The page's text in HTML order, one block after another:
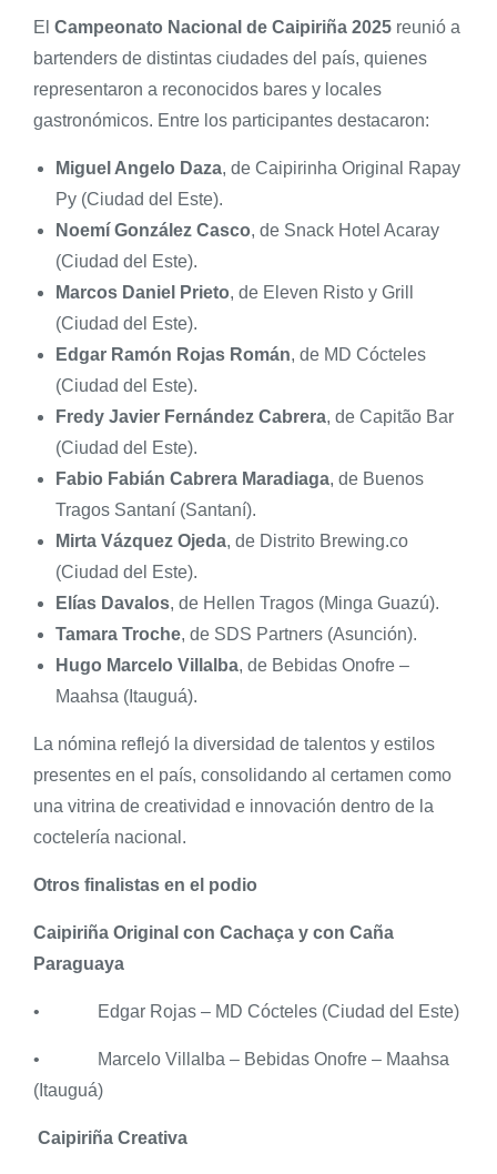
El Campeonato Nacional de Caipiriña 2025 reunió a
bartenders de distintas ciudades del país, quienes
representaron a reconocidos bares y locales
gastronómicos. Entre los participantes destacaron:
Miguel Angelo Daza, de Caipirinha Original Rapay
Py (Ciudad del Este).
Noemí González Casco, de Snack Hotel Acaray
(Ciudad del Este).
Marcos Daniel Prieto, de Eleven Risto y Grill
(Ciudad del Este).
Edgar Ramón Rojas Román, de MD Cócteles
(Ciudad del Este).
Fredy Javier Fernández Cabrera, de Capitão Bar
(Ciudad del Este).
Fabio Fabián Cabrera Maradiaga, de Buenos
Tragos Santaní (Santaní).
Mirta Vázquez Ojeda, de Distrito Brewing.co
(Ciudad del Este).
Elías Davalos, de Hellen Tragos (Minga Guazú).
Tamara Troche, de SDS Partners (Asunción).
Hugo Marcelo Villalba, de Bebidas Onofre –
Maahsa (Itauguá).
La nómina reflejó la diversidad de talentos y estilos
presentes en el país, consolidando al certamen como
una vitrina de creatividad e innovación dentro de la
coctelería nacional.
Otros finalistas en el podio
Caipiriña Original con Cachaça y con Caña
Paraguaya
• Edgar Rojas – MD Cócteles (Ciudad del Este)
• Marcelo Villalba – Bebidas Onofre – Maahsa
(Itauguá)
Caipiriña Creativa